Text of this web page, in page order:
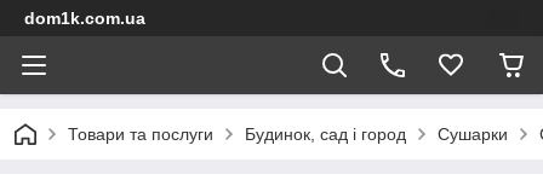
dom1k.com.ua
Товари та послуги Будинок, сад і город Сушарки